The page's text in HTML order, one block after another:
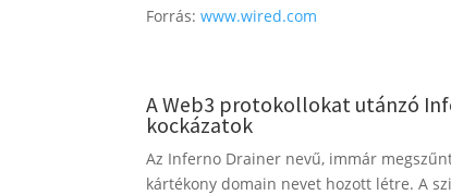
Forrás:www.wired.com
A Web3 protokollokat utánzó
kockázatok
Az Inferno Drainer nevű, immár
kártékony domain nevet hozott létre. A